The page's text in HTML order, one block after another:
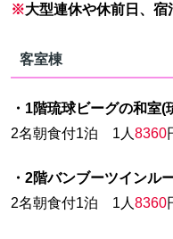
※大型連休や休前日、
客室棟
・1階琉球ビーグの和室(
2名朝食付1泊 1人 8360
・2階バンブーツインル
2名朝食付1泊 1人 8360